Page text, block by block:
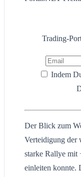
Trading-
Indem
Der Blick zum
Verteidigung der
starke Rallye mit
einleiten konnte.